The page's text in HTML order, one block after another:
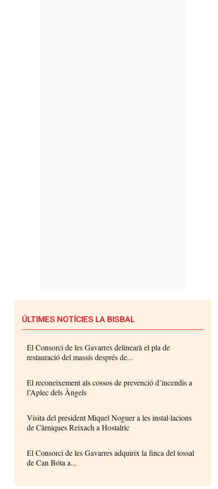
ÚLTIMES NOTÍCIES LA BISBAL
El Consorci de les Gavarres delinearà el pla de
restauració del massís després de...
El reconeixement als cossos de prevenció d’incendis a
l’Aplec dels Àngels
Visita del president Miquel Noguer a les instal·lacions
de Càrniques Reixach a Hostalric
El Consorci de les Gavarres adquirix la finca del tossal
de Can Bóta a...